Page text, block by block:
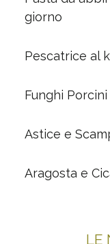
giorno
Pescatrice al
Funghi Porcini
Astice e
Aragosta e
LE